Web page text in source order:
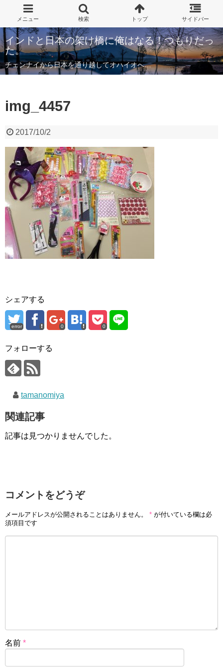
インドと日本の架け橋に俺はなる！つもりだっ
た。
チェンナイから日本を通り越してオハイオへ…
img_4457
2017/10/2
シェアする
error 0 0
フォローする
tamanomiya
関連記事
記事は見つかりませんでした。
コメントをどうぞ
メールアドレスが公開されることはありません。 * が付いている欄は必
須項目です
名前 *